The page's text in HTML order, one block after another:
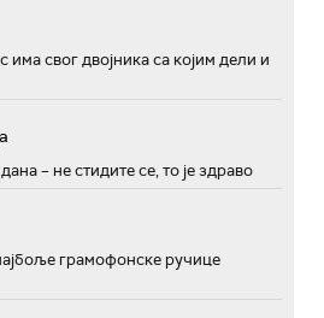
има свог двојника са којим дели и
– не стидите се, то је здраво
грамофонске ручице